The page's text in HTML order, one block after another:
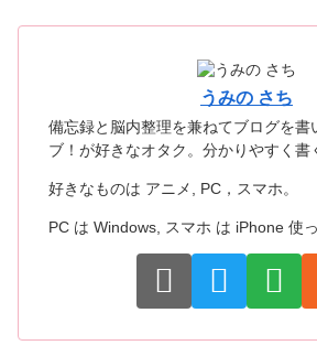
うみの さち
備忘録と脳内整理を兼ねてブログを書
ブ！が好きなオタク。分かりやすく書
好きなものは アニメ, PC，スマホ。
PC は Windows, スマホ は iPhone 使っ